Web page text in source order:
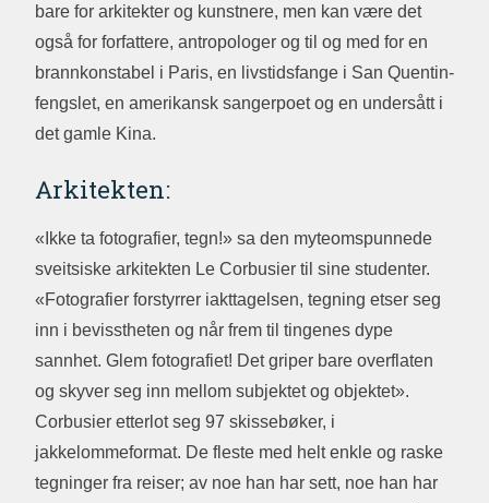
bare for arkitekter og kunstnere, men kan være det
også for forfattere, antropologer og til og med for en
brannkonstabel i Paris, en livstidsfange i San Quentin-
fengslet, en amerikansk sangerpoet og en undersått i
det gamle Kina.
Arkitekten:
«Ikke ta fotografier, tegn!» sa den myteomspunnede
sveitsiske arkitekten Le Corbusier til sine studenter.
«Fotografier forstyrrer iakttagelsen, tegning etser seg
inn i bevisstheten og når frem til tingenes dype
sannhet. Glem fotografiet! Det griper bare overflaten
og skyver seg inn mellom subjektet og objektet».
Corbusier etterlot seg 97 skissebøker, i
jakkelommeformat. De fleste med helt enkle og raske
tegninger fra reiser; av noe han har sett, noe han har